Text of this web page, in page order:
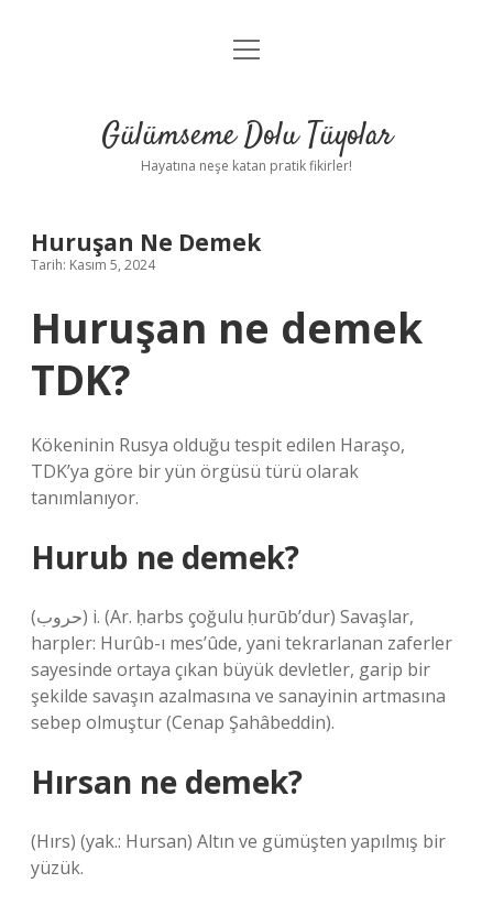
Anasayfa
Yasal Uyarı
menüyü
Gülümseme Dolu Tüyolar
Hayatına neşe katan pratik fikirler!
Huruşan Ne Demek
Tarih: Kasım 5, 2024
Huruşan ne demek
TDK?
Kökeninin Rusya olduğu tespit edilen Haraşo,
TDK’ya göre bir yün örgüsü türü olarak
tanımlanıyor.
Hurub ne demek?
(ﺣﺮﻭﺏ) i. (Ar. ḥarbs çoğulu ḥurūb’dur) Savaşlar,
harpler: Hurûb-ı mes’ûde, yani tekrarlanan zaferler
sayesinde ortaya çıkan büyük devletler, garip bir
şekilde savaşın azalmasına ve sanayinin artmasına
sebep olmuştur (Cenap Şahâbeddin).
Hırsan ne demek?
(Hırs) (yak.: Hursan) Altın ve gümüşten yapılmış bir
yüzük.